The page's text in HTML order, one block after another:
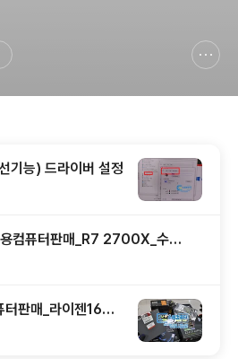
님들의 관심과 사랑이 아니었나 생각
것을 약속드립니다
기능) 드라이버 설정
컴퓨터판매_R7 2700X_수원
판매_라이젠1600
터